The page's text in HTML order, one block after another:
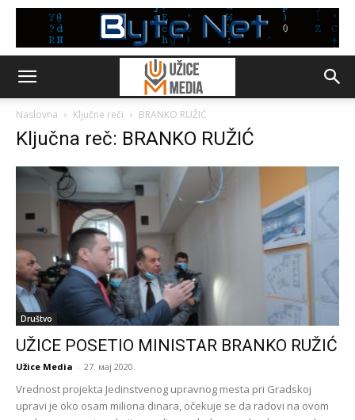
Naslovna Ključne reči BRANKO RUŽIĆ
Ključna reč: BRANKO RUŽIĆ
Društvo
UŽICE POSETIO MINISTAR BRANKO RUŽIĆ
Užice Media - 27. мај 2020.
Vrednost projekta Jedinstvenog upravnog mesta pri Gradskoj
upravi je oko osam miliona dinara, očekuje se da radovi na ovom